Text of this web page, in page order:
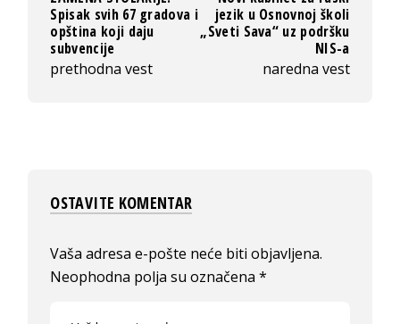
Spisak svih 67 gradova i
opština koji daju
subvencije
prethodna vest
jezik u Osnovnoj školi
„Sveti Sava“ uz podršku
NIS-a
naredna vest
OSTAVITE KOMENTAR
Vaša adresa e-pošte neće biti objavljena.
Neophodna polja su označena*